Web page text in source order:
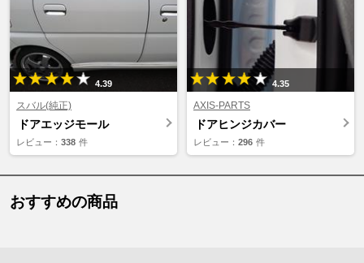
4.39
スバル(純正)
ドアエッジモール
レビュー： 338 件
4.35
AXIS-PARTS
ドアヒンジカバー
レビュー： 296 件
おすすめの商品